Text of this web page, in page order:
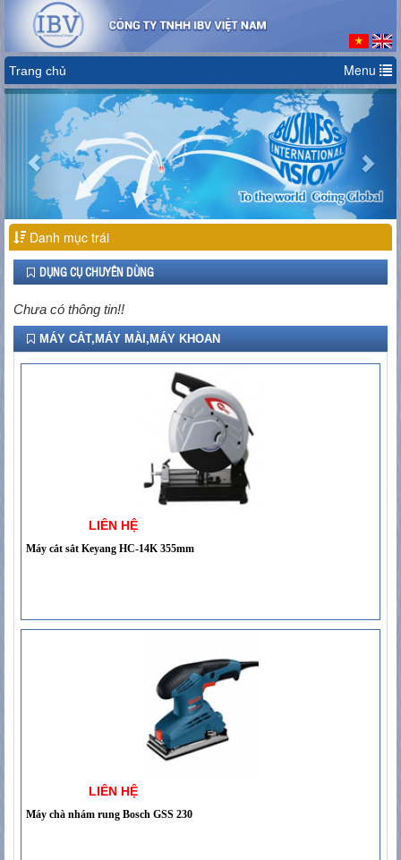
Trang chủ Menu
Previous
Danh mục trái
DỤNG CỤ CHUYÊN DÙNG
Chưa có thông tin!!
MÁY CẮT,MÁY MÀI,MÁY KHOAN
LIÊN HỆ
Máy cắt sắt Keyang HC-14K 355mm
LIÊN HỆ
Máy chà nhám rung Bosch GSS 230